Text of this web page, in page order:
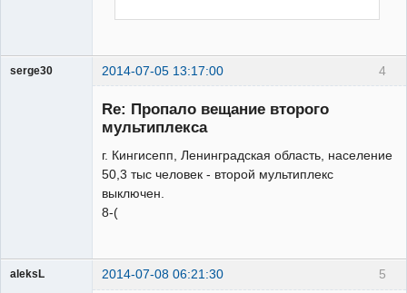
4
serge30 2014-07-05 13:17:00
Re: Пропало вещание второго
мультиплекса
г. Кингисепп, Ленинградская область, население
50,3 тыс человек - второй мультиплекс
выключен.
8-(
5
aleksL 2014-07-08 06:21:30